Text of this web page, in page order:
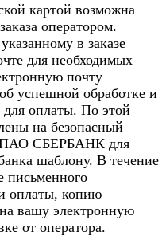
картой возможна
оператором.
в заказе
для необходимых
почту
успешной обработке и
для оплаты. По этой
на безопасный
ПАО СБЕРБАНК для
шаблону. В течение
письменного
оплаты, копию
на вашу электронную
от оператора.